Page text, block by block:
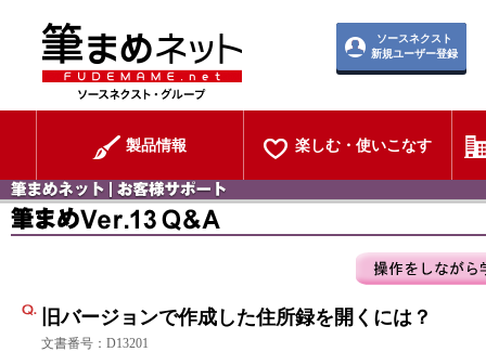
ソースネクスト
新規ユーザー登録
製品情報 楽しむ・使いこなす
旧バージョンで作成した住所録を開くには？
文書番号：D13201